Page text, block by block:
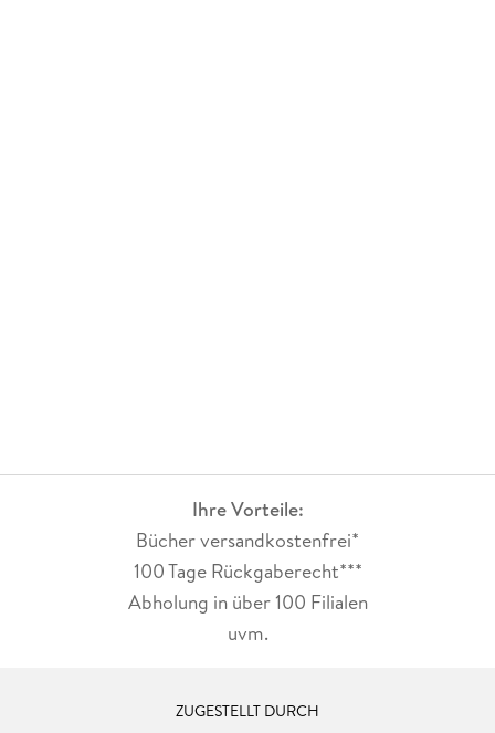
Ihre Vorteile:
Bücher versandkostenfrei*
100 Tage Rückgaberecht***
Abholung in über 100 Filialen
uvm.
ZUGESTELLT DURCH